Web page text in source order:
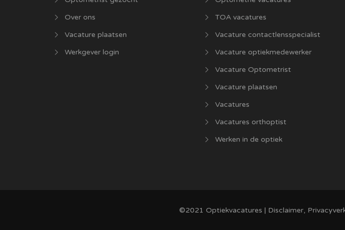
Over ons
Vacature plaatsen
Werkgever login
TOA vacatures
Vacature contactlensspecialist
Vacature optiekmedewerker
Vacature Optometrist
Vacature plaatsen
Vacatures
Vacatures orthoptist
Werken in de optiek
©2021 Optiekvacatures | Disclaimer,